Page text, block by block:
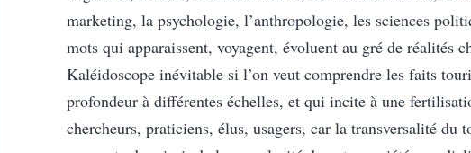
marketing, la psychologie, l’anthropologie, les sciences
mots qui apparaissent, voyagent, évoluent au gré de réalités
Kaléidoscope inévitable si l’on veut comprendre les faits
profondeur à différentes échelles, et qui incite à une
chercheurs, praticiens, élus, usagers, car la transversalité du